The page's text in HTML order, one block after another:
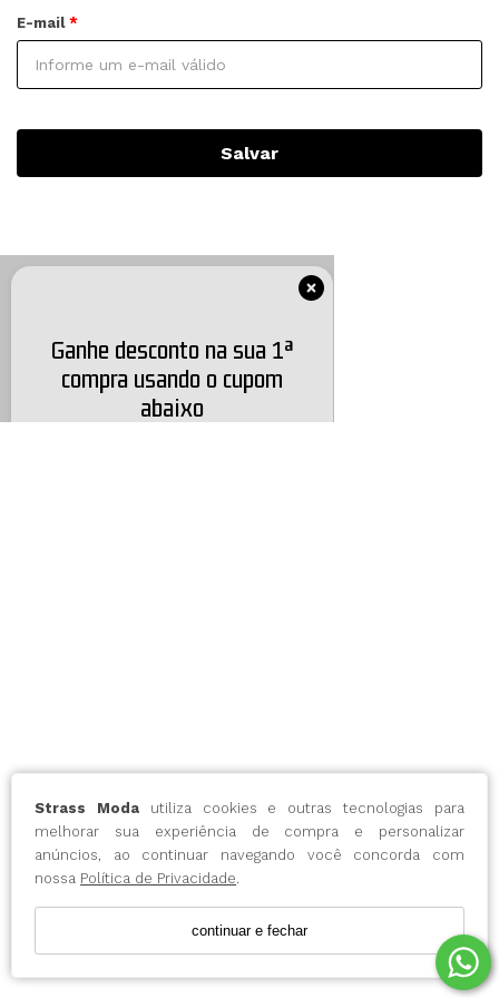
Strass Modautiliza cookies e outras tecnologias para
melhorar sua experiência de compra e personalizar
anúncios, ao continuar navegando você concorda com
nossa Política de Privacidade.
continuar e fechar
E-mail
Salvar